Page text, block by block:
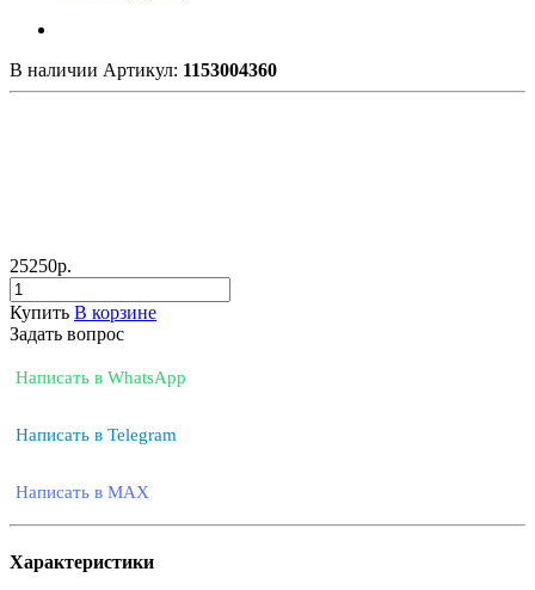
В наличии Артикул: 1153004360
25250р.
Купить В корзине
Задать вопрос
Написать в WhatsApp
Написать в Telegram
Написать в MAX
Характеристики